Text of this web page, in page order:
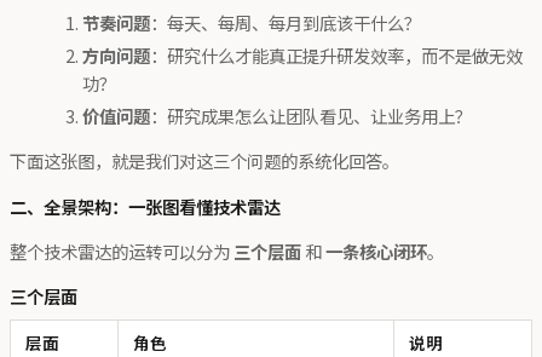
节奏问题：每天、每周、每月到底该干什么？
方向问题：研究什么才能真正提升研发效率，而不是做无效
功？
价值问题：研究成果怎么让团队看见、让业务用上？
下面这张图，就是我们对这三个问题的系统化回答。
二、全景架构：一张图看懂技术雷达
整个技术雷达的运转可以分为三个层面和一条核心闭环。
三个层面
层面 角色
说明